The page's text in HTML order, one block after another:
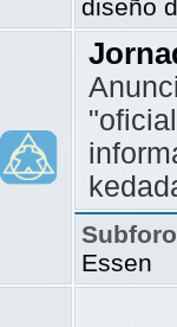
diseño
Essen